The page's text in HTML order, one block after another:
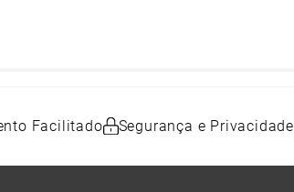
Facilitado Segurança e Privacidade